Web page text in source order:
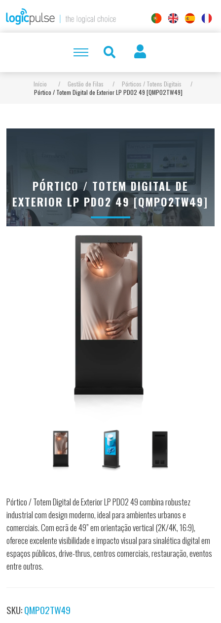
Início / Gestão de Filas / Pórticos / Totens Digitais
/
Pórtico / Totem Digital de Exterior LP PDO2 49 [QMPO2TW49]
PÓRTICO / TOTEM DIGITAL DE
EXTERIOR LP PDO2 49 [QMPO2TW49]
Pórtico / Totem Digital de Exterior LP PDO2 49 combina robustez
industrial com design moderno, ideal para ambientes urbanos e
comerciais. Com ecrã de 49” em orientação vertical (2K/4K, 16:9),
oferece excelente visibilidade e impacto visual para sinalética digital em
espaços públicos, drive-thrus, centros comerciais, restauração, eventos
entre outros.
SKU:QMPO2TW49